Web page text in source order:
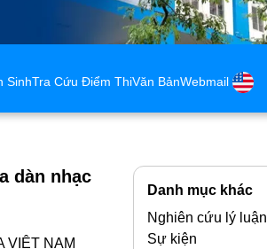
SinhTra Cứu Điểm ThiVăn BảnWebmail
dàn nhạc
VIỆT NAM
Danh mục khác
Nghiên cứu lý luận
Sự kiện